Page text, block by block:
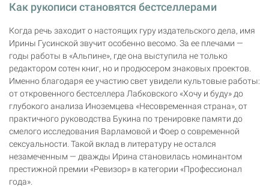
Как рукописи становятся бестселлерами
Когда речь заходит о настоящих гуру издательского дела, имя
Ирины Гусинской звучит особенно весомо. За ее плечами —
годы работы в «Альпине», где она выступила не только
редактором сотен книг, но и продюсером знаковых проектов.
Именно благодаря ее участию свет увидели культовые работы:
от откровенного бестселлера Лабковского «Хочу и буду» до
глубокого анализа Иноземцева «Несовременная страна», от
практичного руководства Букина по тренировке памяти до
смелого исследования Варламовой и Фоер о современной
сексуальности. Такой вклад в литературу не остался
незамеченным — дважды Ирина становилась номинантом
престижной премии «Ревизор» в категории «Профессионал
года».